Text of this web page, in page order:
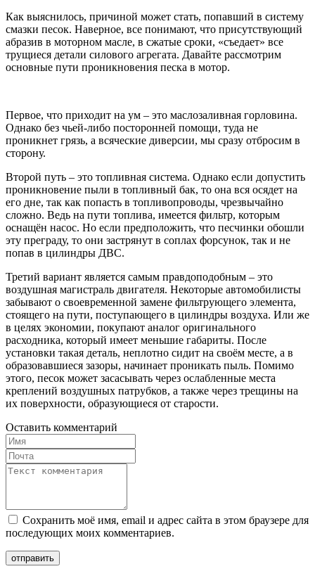
Как выяснилось, причиной может стать, попавший в систему
смазки песок. Наверное, все понимают, что присутствующий
абразив в моторном масле, в сжатые сроки, «съедает» все
трущиеся детали силового агрегата. Давайте рассмотрим
основные пути проникновения песка в мотор.
Первое, что приходит на ум – это маслозаливная горловина.
Однако без чьей-либо посторонней помощи, туда не
проникнет грязь, а всяческие диверсии, мы сразу отбросим в
сторону.
Второй путь – это топливная система. Однако если допустить
проникновение пыли в топливный бак, то она вся осядет на
его дне, так как попасть в топливопроводы, чрезвычайно
сложно. Ведь на пути топлива, имеется фильтр, которым
оснащён насос. Но если предположить, что песчинки обошли
эту преграду, то они застрянут в соплах форсунок, так и не
попав в цилиндры ДВС.
Третий вариант является самым правдоподобным – это
воздушная магистраль двигателя. Некоторые автомобилисты
забывают о своевременной замене фильтрующего элемента,
стоящего на пути, поступающего в цилиндры воздуха. Или же
в целях экономии, покупают аналог оригинального
расходника, который имеет меньшие габариты. После
установки такая деталь, неплотно сидит на своём месте, а в
образовавшиеся зазоры, начинает проникать пыль. Помимо
этого, песок может засасывать через ослабленные места
креплений воздушных патрубков, а также через трещины на
их поверхности, образующиеся от старости.
Оставить комментарий
Сохранить моё имя, email и адрес сайта в этом браузере для
последующих моих комментариев.